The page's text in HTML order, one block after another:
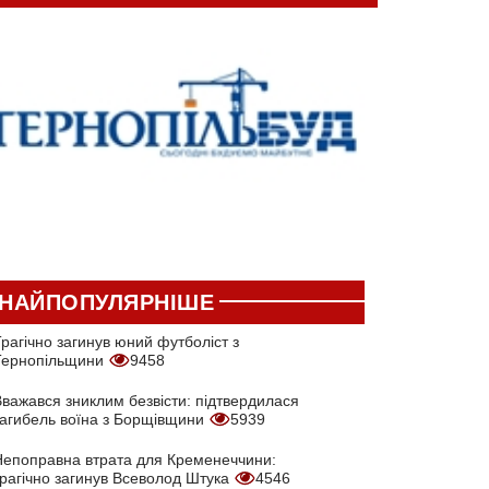
загинув юний футболіст з
9458
зниклим безвісти: підтвердилася
воїна з Борщівщини
5939
втрата для Кременеччини:
загинув Всеволод Штука
4546